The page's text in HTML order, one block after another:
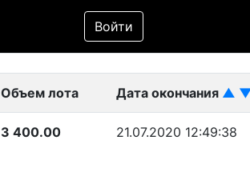
Войти
Фильтр
Объем лота Дата окончания ▲
3 400.00 21.07.2020 12:49:38